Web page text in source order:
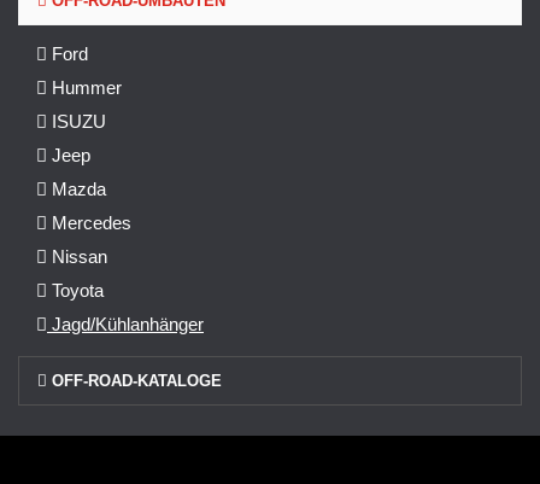
Ford
Hummer
ISUZU
Jeep
Mazda
Mercedes
Nissan
Toyota
Jagd/Kühlanhänger
OFF-ROAD-KATALOGE